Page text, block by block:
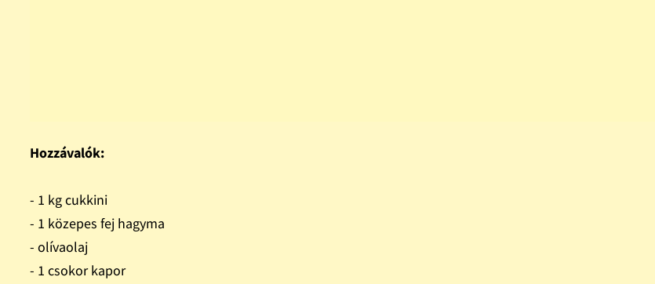
Hozzávalók:
- 1 kg cukkini
- 1 közepes fej hagyma
- olívaolaj
- 1 csokor kapor